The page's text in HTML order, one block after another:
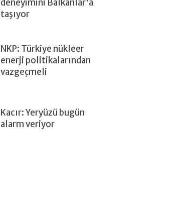
deneyimini Balkanlar'a
taşıyor
NKP: Türkiye nükleer
enerji politikalarından
vazgeçmeli
Kacır: Yeryüzü bugün
alarm veriyor